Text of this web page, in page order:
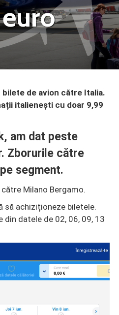
de avion către Italia.
italienești cu doar 9,99
am dat peste
Zborurile către
segment.
Milano Bergamo.
să achiziționeze biletele.
din datele de 02, 06, 09, 13